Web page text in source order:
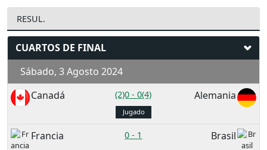
RESUL.
CUARTOS DE FINAL
Sábado, 3 Agosto 2024
Canadá
(2)0 -0(4) Alemania
Jugado
Francia 0 - 1 Brasil